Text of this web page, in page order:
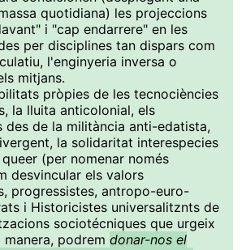
quotidiana) les projeccions
i "cap endarrere" en les
per disciplines tan dispars com
l'enginyeria inversa o
mitjans.
pròpies de les tecnociències
la lluita anticolonial, els
des de la militància anti-edatista,
la solidaritat interespecies
(per nomenar només
desvincular els valors
progressistes, antropo-euro-
i Historicistes universalitznts de
sociotécniques que urgeix
podrem donar-nos el